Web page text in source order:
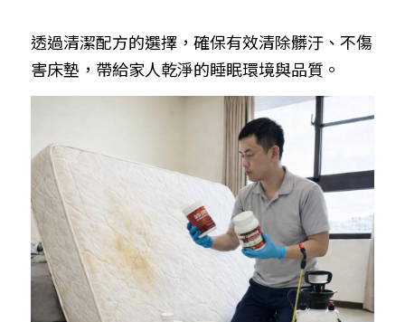
透過清潔配方的選擇，確保有效清除髒汙、不傷
害床墊，帶給家人乾淨的睡眠環境與品質。